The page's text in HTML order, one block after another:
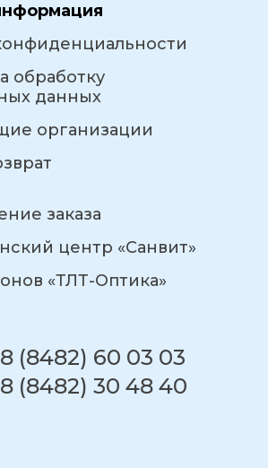
обработку
данных
организации
заказа
центр «Санвит»
«ТЛТ-Оптика»
8 (8482) 60 03 03
8 (8482) 30 48 40